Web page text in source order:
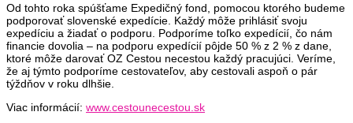
Od tohto roka spúšťame Expedičný fond, pomocou ktorého budeme
podporovať slovenské expedície. Každý môže prihlásiť svoju
expedíciu a žiadať o podporu. Podporíme toľko expedícií, čo nám
financie dovolia – na podporu expedícií pôjde 50 % z 2 % z dane,
ktoré môže darovať OZ Cestou necestou každý pracujúci. Veríme,
že aj týmto podporíme cestovateľov, aby cestovali aspoň o pár
týždňov v roku dlhšie.
Viac informácií: www.cestounecestou.sk